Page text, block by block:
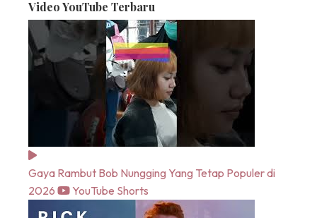
Video YouTube Terbaru
Gaya Rambut Bob Nungging Yang Tetap Populer di
2026
YouTube Shorts